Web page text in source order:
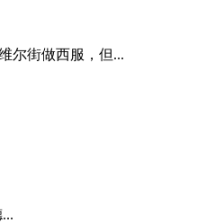
尔街做西服，但...